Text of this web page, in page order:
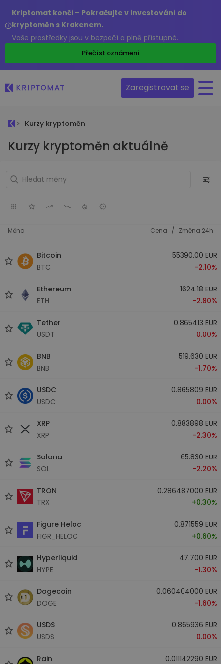
Kriptomat končí – Pokračujte v investování do
kryptoměn s Krakenem.
Vaše prostředky jsou v bezpečí a plně přístupné.
Přečíst oznámení
Zaregistrovat se
Kurzy kryptoměn
Kurzy kryptoměn aktuálně
Měna Cena / Změna 24h
Bitcoin
BTC
55390.00 EUR
-2.10%
Ethereum
ETH
1624.18 EUR
-2.80%
Tether
USDT
0.865413 EUR
0.00%
BNB
BNB
519.630 EUR
-1.70%
USDC
USDC
0.865809 EUR
0.00%
XRP
XRP
0.883898 EUR
-2.30%
Solana
SOL
65.830 EUR
-2.20%
TRON
TRX
0.286487000 EUR
+0.30%
Figure Heloc
FIGR_HELOC
0.871559 EUR
+0.60%
Hyperliquid
HYPE
47.700 EUR
-1.30%
Dogecoin
DOGE
0.060404000 EUR
-1.60%
USDS
USDS
0.865936 EUR
0.00%
Rain 0.011142290 EUR